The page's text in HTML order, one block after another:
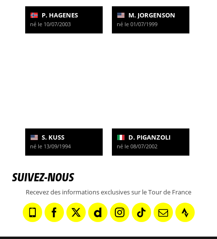
P. HAGENES
né le 10/07/2003
M. JORGENSON
né le 01/07/1999
S. KUSS
né le 13/09/1994
D. PIGANZOLI
né le 08/07/2002
SUIVEZ-NOUS
Recevez des informations exclusives sur le Tour de France